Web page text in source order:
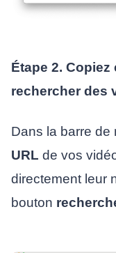
Étape 2. Copiez
rechercher des
Dans la barre de
URL de vos
directement leur
bouton